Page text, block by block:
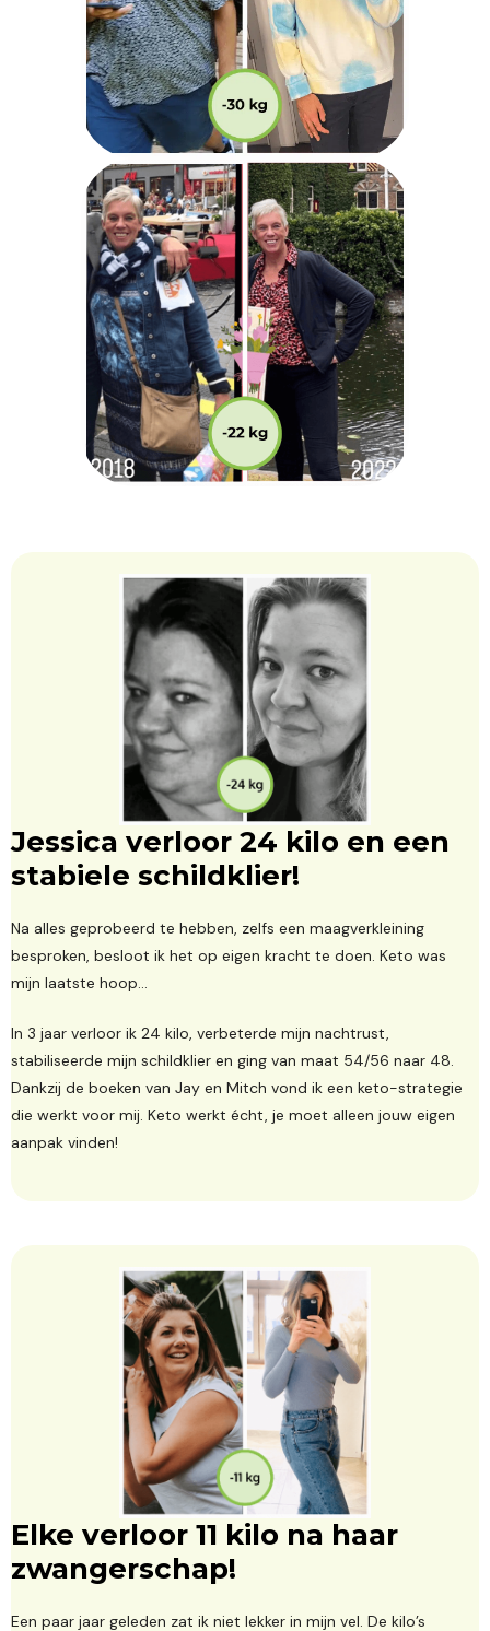
Jessica verloor 24 kilo en een
stabiele schildklier!
Na alles geprobeerd te hebben, zelfs een maagverkleining
besproken, besloot ik het op eigen kracht te doen. Keto was
mijn laatste hoop...
In 3 jaar verloor ik 24 kilo, verbeterde mijn nachtrust,
stabiliseerde mijn schildklier en ging van maat 54/56 naar 48.
Dankzij de boeken van Jay en Mitch vond ik een keto-strategie
die werkt voor mij. Keto werkt écht, je moet alleen jouw eigen
aanpak vinden!
Elke verloor 11 kilo na haar
zwangerschap!
Een paar jaar geleden zat ik niet lekker in mijn vel. De kilo’s